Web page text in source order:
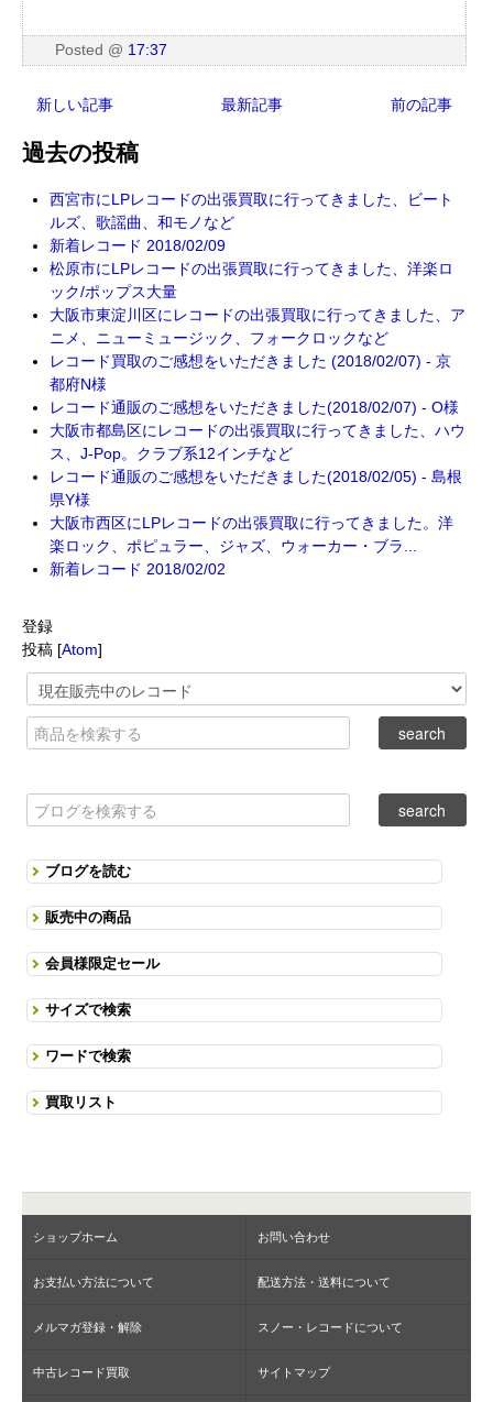
Posted @ 17:37
新しい記事 最新記事 前の記事
過去の投稿
西宮市にLPレコードの出張買取に行ってきました、ビート
ルズ、歌謡曲、和モノなど
新着レコード 2018/02/09
松原市にLPレコードの出張買取に行ってきました、洋楽ロ
ック/ポップス大量
大阪市東淀川区にレコードの出張買取に行ってきました、ア
ニメ、ニューミュージック、フォークロックなど
レコード買取のご感想をいただきました (2018/02/07) - 京
都府N様
レコード通販のご感想をいただきました(2018/02/07) - O様
大阪市都島区にレコードの出張買取に行ってきました、ハウ
ス、J-Pop。クラブ系12インチなど
レコード通販のご感想をいただきました(2018/02/05) - 島根
県Y様
大阪市西区にLPレコードの出張買取に行ってきました。洋
楽ロック、ポピュラー、ジャズ、ウォーカー・ブラ...
新着レコード 2018/02/02
登録
投稿 [Atom]
ブログを読む
販売中の商品
会員様限定セール
サイズで検索
ワードで検索
買取リスト
ショップホーム お問い合わせ
お支払い方法について 配送方法・送料について
メルマガ登録・解除 スノー・レコードについて
中古レコード買取 サイトマップ